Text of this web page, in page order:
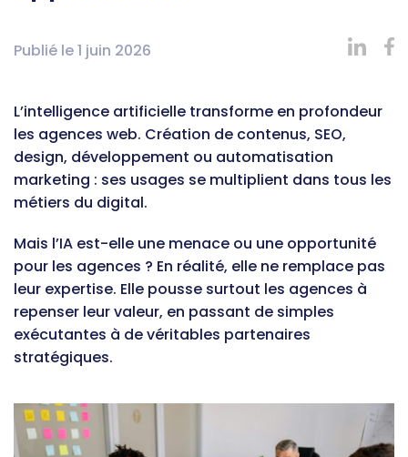
Publié le1 juin 2026
L’intelligence artificielle transforme en profondeur
les agences web. Création de contenus, SEO,
design, développement ou automatisation
marketing : ses usages se multiplient dans tous les
métiers du digital.
Mais l’IA est-elle une menace ou une opportunité
pour les agences ? En réalité, elle ne remplace pas
leur expertise. Elle pousse surtout les agences à
repenser leur valeur, en passant de simples
exécutantes à de véritables partenaires
stratégiques.